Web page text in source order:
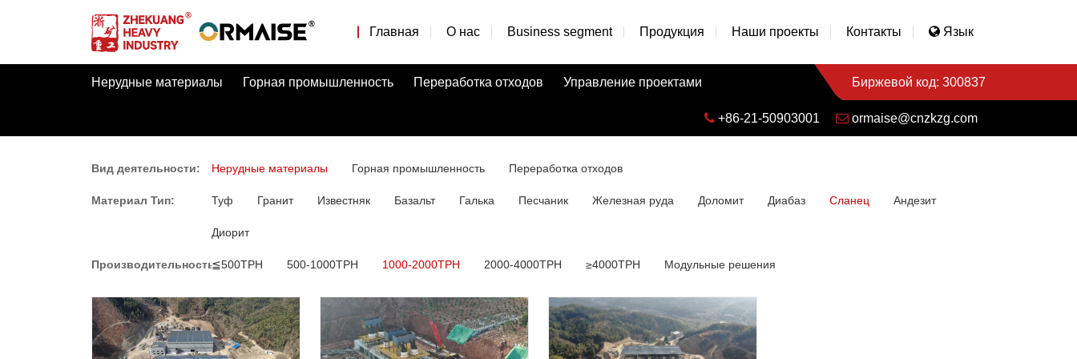
Главная О нас Business segment Продукция Наши проекты Контакты Язык
Нерудные материалы Горная промышленность Переработка отходов Управление проектами Биржевой код: 300837
+86-21-50903001 ormaise@cnzkzg.com
Вид деятельности: Нерудные материалы Горная промышленность Переработка отходов
Материал Тип: Туф Гранит Известняк Базальт Галька Песчаник Железная руда Доломит Диабаз Сланец Андезит
Диорит
Производительность:≦500TPH 500-1000TPH 1000-2000TPH 2000-4000TPH ≥4000TPH Модульные решения